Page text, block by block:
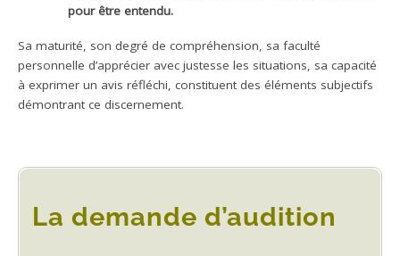
pour être entendu.
Sa maturité, son degré de compréhension, sa faculté
personnelle d’apprécier avec justesse les situations, sa capacité
à exprimer un avis réfléchi, constituent des éléments subjectifs
démontrant ce discernement.
La demande d’audition